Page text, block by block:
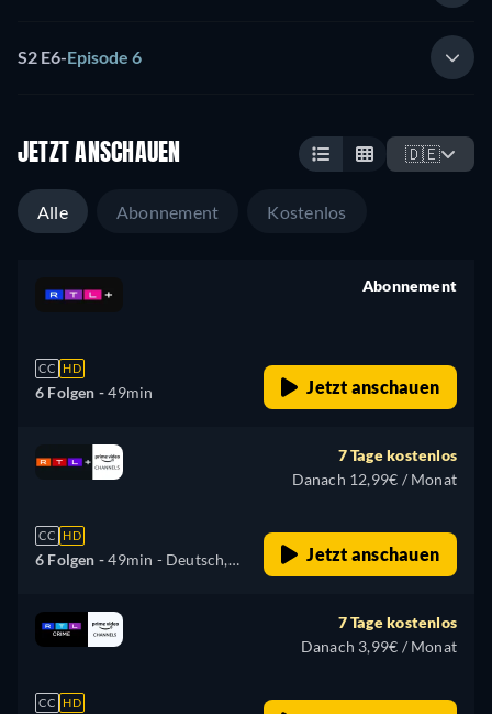
S2 E6-Episode 6
JETZT ANSCHAUEN 🇩🇪
Alle Abonnement Kostenlos
CC HD
6 Folgen -49min
Abonnement
Jetzt anschauen
CC HD
6 Folgen -49min - Deutsch,
7 Tage kostenlos
Danach 12,99€ / Monat
Jetzt anschauen
CC HD
7 Tage kostenlos
Danach 3,99€ / Monat